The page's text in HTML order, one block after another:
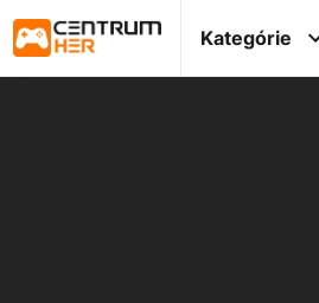
Kategórie